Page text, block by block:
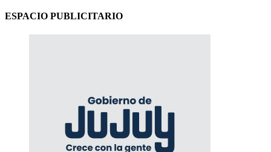
ESPACIO PUBLICITARIO